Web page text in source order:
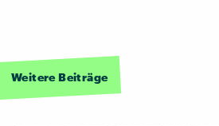
Weitere Beiträge